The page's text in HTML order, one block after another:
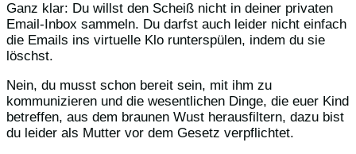
Ganz klar: Du willst den Scheiß nicht in deiner privaten
Email-Inbox sammeln. Du darfst auch leider nicht einfach
die Emails ins virtuelle Klo runterspülen, indem du sie
löschst.
Nein, du musst schon bereit sein, mit ihm zu
kommunizieren und die wesentlichen Dinge, die euer Kind
betreffen, aus dem braunen Wust herausfiltern, dazu bist
du leider als Mutter vor dem Gesetz verpflichtet.